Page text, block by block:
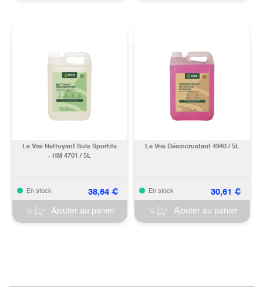
Le Vrai Nettoyant Sols Sportifs
- HM 4701 / 5L
En stock 38,64€
Ajouter au panier
Le Vrai Désincrustant 4940 / 5L
En stock 30,61 €
Ajouter au panier